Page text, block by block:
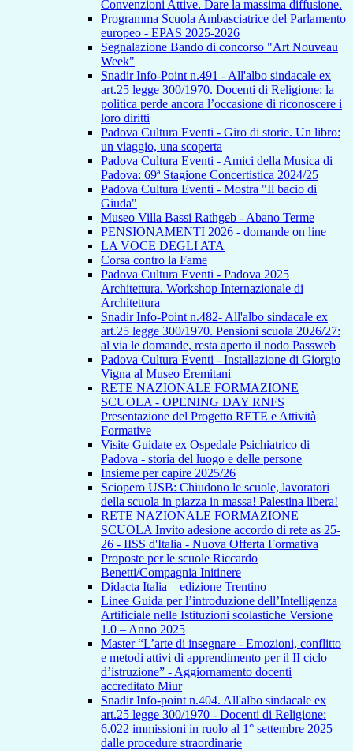
Convenzioni Attive. Dare la massima diffusione.
Programma Scuola Ambasciatrice del Parlamento
europeo - EPAS 2025-2026
Segnalazione Bando di concorso "Art Nouveau
Week"
Snadir Info-Point n.491 - All'albo sindacale ex
art.25 legge 300/1970. Docenti di Religione: la
politica perde ancora l’occasione di riconoscere i
loro diritti
Padova Cultura Eventi - Giro di storie. Un libro:
un viaggio, una scoperta
Padova Cultura Eventi - Amici della Musica di
Padova: 69ª Stagione Concertistica 2024/25
Padova Cultura Eventi - Mostra "Il bacio di
Giuda"
Museo Villa Bassi Rathgeb - Abano Terme
PENSIONAMENTI 2026 - domande on line
LA VOCE DEGLI ATA
Corsa contro la Fame
Padova Cultura Eventi - Padova 2025
Architettura. Workshop Internazionale di
Architettura
Snadir Info-Point n.482- All'albo sindacale ex
art.25 legge 300/1970. Pensioni scuola 2026/27:
al via le domande, resta aperto il nodo Passweb
Padova Cultura Eventi - Installazione di Giorgio
Vigna al Museo Eremitani
RETE NAZIONALE FORMAZIONE
SCUOLA - OPENING DAY RNFS
Presentazione del Progetto RETE e Attività
Formative
Visite Guidate ex Ospedale Psichiatrico di
Padova - storia del luogo e delle persone
Insieme per capire 2025/26
Sciopero USB: Chiudono le scuole, lavoratori
della scuola in piazza in massa! Palestina libera!
RETE NAZIONALE FORMAZIONE
SCUOLA Invito adesione accordo di rete as 25-
26 - IISS d'Italia - Nuova Offerta Formativa
Proposte per le scuole Riccardo
Benetti/Compagnia Initinere
Didacta Italia – edizione Trentino
Linee Guida per l’introduzione dell’Intelligenza
Artificiale nelle Istituzioni scolastiche Versione
1.0 – Anno 2025
Master “L’arte di insegnare - Emozioni, conflitto
e metodi attivi di apprendimento per il II ciclo
d’istruzione” - Aggiornamento docenti
accreditato Miur
Snadir Info-point n.404. All'albo sindacale ex
art.25 legge 300/1970 - Docenti di Religione:
6.022 immissioni in ruolo al 1° settembre 2025
dalle procedure straordinarie